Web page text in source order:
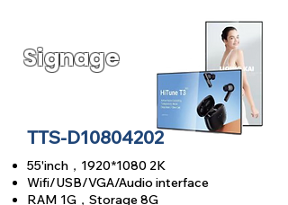
Signage
TTS-D10804202
55'inch，1920*1080 2K
Wifi/USB/VGA/Audio interface
RAM 1G，Storage 8G